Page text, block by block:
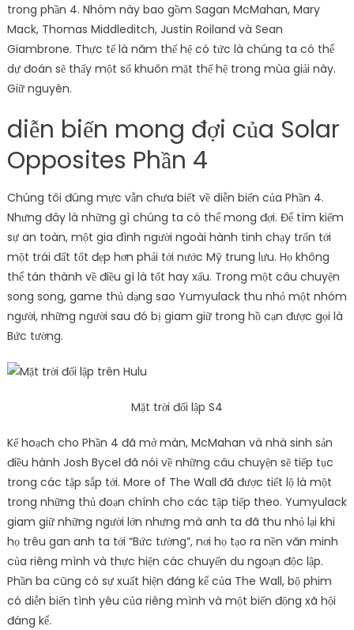
trong phần 4. Nhóm này bao gồm Sagan McMahan, Mary
Mack, Thomas Middleditch, Justin Roiland và Sean
Giambrone. Thực tế là năm thế hệ có tức là chúng ta có thể
dự đoán sẽ thấy một số khuôn mặt thế hệ trong mùa giải này.
Giữ nguyên.
diễn biến mong đợi của Solar
Opposites Phần 4
Chúng tôi đúng mực vẫn chưa biết về diễn biến của Phần 4.
Nhưng đây là những gì chúng ta có thể mong đợi. Để tìm kiếm
sự an toàn, một gia đình người ngoài hành tinh chạy trốn tới
một trái đất tốt đẹp hơn phải tới nước Mỹ trung lưu. Họ không
thể tán thành về điều gì là tốt hay xấu. Trong một câu chuyện
song song, game thủ dạng sao Yumyulack thu nhỏ một nhóm
người, những người sau đó bị giam giữ trong hồ cạn được gọi là
Bức tường.
Mặt trời đối lập S4
Kế hoạch cho Phần 4 đã mở màn, McMahan và nhà sinh sản
điều hành Josh Bycel đã nói về những câu chuyện sẽ tiếp tục
trong các tập sắp tới. More of The Wall đã được tiết lộ là một
trong những thủ đoạn chính cho các tập tiếp theo. Yumyulack
giam giữ những người lớn nhưng mà anh ta đã thu nhỏ lại khi
họ trêu gan anh ta tới “Bức tường”, nơi họ tạo ra nền văn minh
của riêng mình và thực hiện các chuyến du ngoạn độc lập.
Phần ba cũng có sự xuất hiện đáng kể của The Wall, bộ phim
có diễn biến tình yêu của riêng mình và một biến động xã hội
đáng kể.